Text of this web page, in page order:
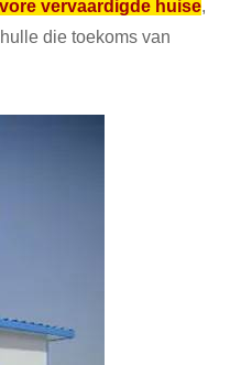
vervaardigde huise,
die toekoms van